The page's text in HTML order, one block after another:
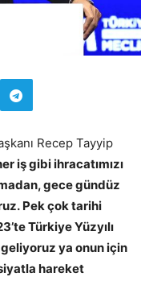
Recep Tayyip
iş gibi ihracatımızı
gece gündüz
Pek çok tarihi
Türkiye Yüzyılı
ya onun için
hareket